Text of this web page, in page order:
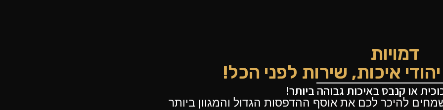
דמויות
איכות, שירות לפני הכל!
או קנבס באיכות גבוהה ביותר!
להיכר לכם את אוסף ההדפסות הגדול והמגוון ביותר